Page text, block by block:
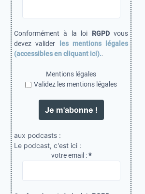
Conformément à la loi RGPDvous
devez valider
les mentions légales
(accessibles en cliquant ici)..
Mentions légales
Validez les mentions légales
aux podcasts :
Le podcast, c'est ici :
votre email :*